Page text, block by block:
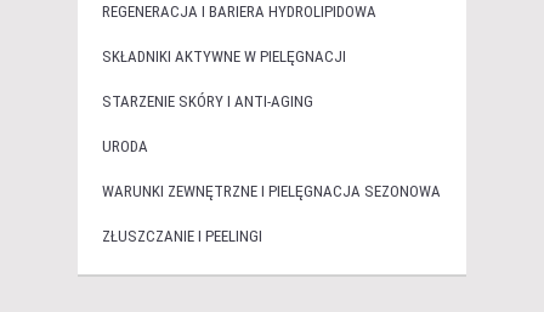
REGENERACJA I BARIERA HYDROLIPIDOWA
SKŁADNIKI AKTYWNE W PIELĘGNACJI
STARZENIE SKÓRY I ANTI-AGING
URODA
WARUNKI ZEWNĘTRZNE I PIELĘGNACJA SEZONOWA
ZŁUSZCZANIE I PEELINGI